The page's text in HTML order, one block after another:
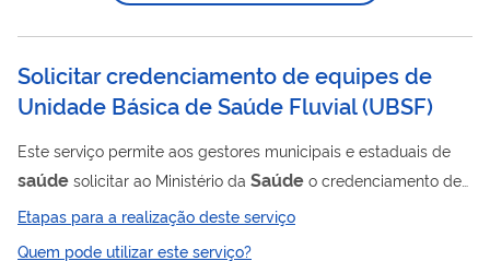
Solicitar credenciamento de equipes de
Unidade Básica de Saúde Fluvial(UBSF)
Este serviço permite aos gestores municipais e estaduais de
saúde solicitar ao Ministério da Saúde o credenciamento de
equipes de Unidade Básica de Saúde
responsáveis por prestar Atenção Primária à
Etapas para a realização deste serviço
Quem pode utilizar este serviço?